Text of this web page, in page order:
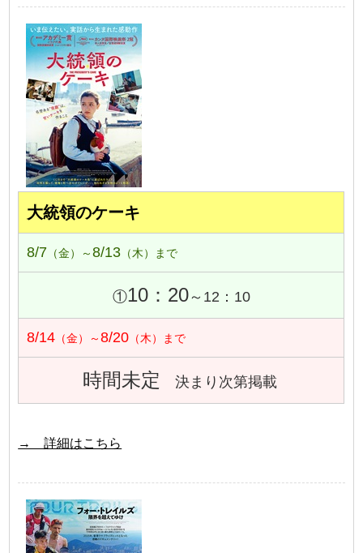
大統領のケーキ
8/7 （金）～8/13 （木）まで
①10：20～12：10
8/14 （金）～8/20 （木）まで
時間未定 決まり次第掲載
→ 詳細はこちら